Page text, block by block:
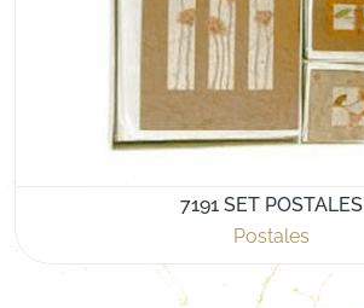
7191 SET POSTALES
Postales